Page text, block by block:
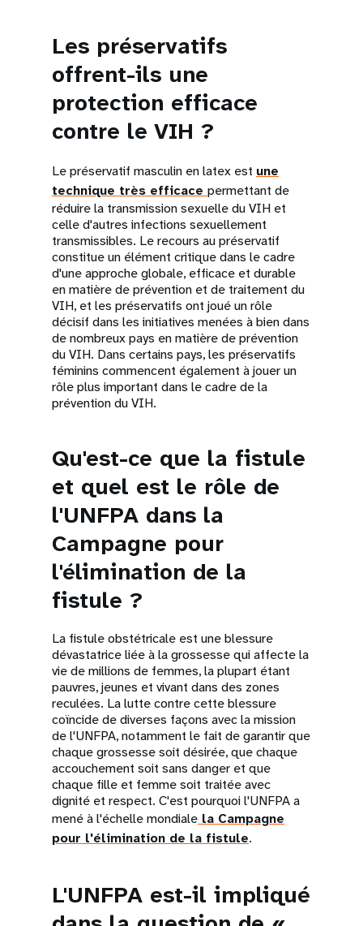
Les préservatifs
offrent-ils une
protection efficace
contre le VIH ?
Le préservatif masculin en latex est une
technique très efficace permettant de
réduire la transmission sexuelle du VIH et
celle d'autres infections sexuellement
transmissibles. Le recours au préservatif
constitue un élément critique dans le cadre
d'une approche globale, efficace et durable
en matière de prévention et de traitement du
VIH, et les préservatifs ont joué un rôle
décisif dans les initiatives menées à bien dans
de nombreux pays en matière de prévention
du VIH. Dans certains pays, les préservatifs
féminins commencent également à jouer un
rôle plus important dans le cadre de la
prévention du VIH.
Qu'est-ce que la fistule
et quel est le rôle de
l'UNFPA dans la
Campagne pour
l'élimination de la
fistule ?
La fistule obstétricale est une blessure
dévastatrice liée à la grossesse qui affecte la
vie de millions de femmes, la plupart étant
pauvres, jeunes et vivant dans des zones
reculées. La lutte contre cette blessure
coïncide de diverses façons avec la mission
de l'UNFPA, notamment le fait de garantir que
chaque grossesse soit désirée, que chaque
accouchement soit sans danger et que
chaque fille et femme soit traitée avec
dignité et respect. C'est pourquoi l'UNFPA a
mené à l'échelle mondiale la Campagne
pour l'élimination de la fistule.
L'UNFPA est-il impliqué